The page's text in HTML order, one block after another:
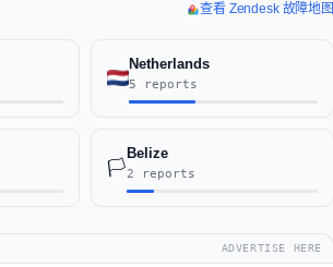
查看 Zendesk 故障地图
Netherlands
5 reports
🏳️
Belize
2 reports
ADVERTISE HERE